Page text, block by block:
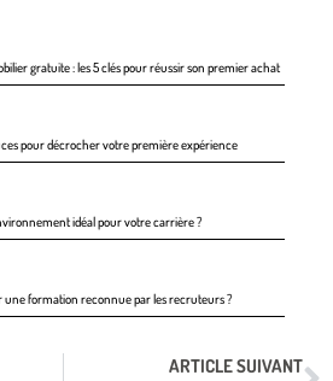
gratuite : les 5 clés pour réussir son premier achat
pour décrocher votre première expérience
idéal pour votre carrière ?
formation reconnue par les recruteurs ?
ARTICLE SUIVANT